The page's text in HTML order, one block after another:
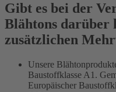
Gibt es bei der
Blähtons darüber
zusätzlichen
Unsere
Baustoffklasse A1.
Europäischer